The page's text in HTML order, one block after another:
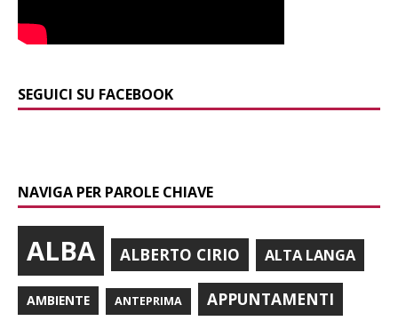
SEGUICI SU FACEBOOK
NAVIGA PER PAROLE CHIAVE
ALBA ALBERTO CIRIO ALTA LANGA
AMBIENTE ANTEPRIMA APPUNTAMENTI